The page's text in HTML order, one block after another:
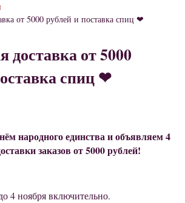
от 5000 рублей и поставка спиц ❤
доставка от 5000
спиц ❤
народного единства и объявляем 4
заказов от 5000 рублей!
4 ноября включительно.